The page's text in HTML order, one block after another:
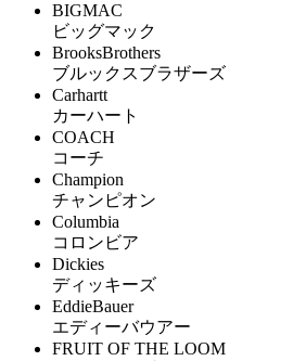
BIGMAC
ビッグマック
BrooksBrothers
ブルックスブラザーズ
Carhartt
カーハート
COACH
コーチ
Champion
チャンピオン
Columbia
コロンビア
Dickies
ディッキーズ
EddieBauer
エディーバウアー
FRUIT OF THE LOOM